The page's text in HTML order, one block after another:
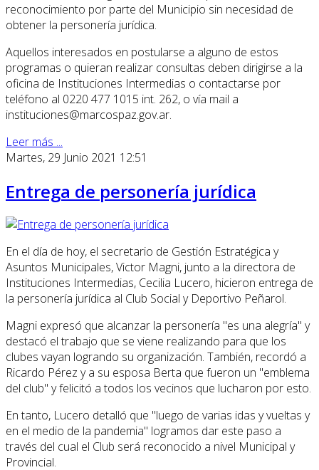
reconocimiento por parte del Municipio sin necesidad de
obtener la personería jurídica.
Aquellos interesados en postularse a alguno de estos
programas o quieran realizar consultas deben dirigirse a la
oficina de Instituciones Intermedias o contactarse por
teléfono al 0220 477 1015 int. 262, o vía mail a
instituciones@marcospaz.gov.ar.
Leer más ...
Martes, 29 Junio 2021 12:51
Entrega de personería jurídica
En el día de hoy, el secretario de Gestión Estratégica y
Asuntos Municipales, Victor Magni, junto a la directora de
Instituciones Intermedias, Cecilia Lucero, hicieron entrega de
la personería jurídica al Club Social y Deportivo Peñarol.
Magni expresó que alcanzar la personería "es una alegría" y
destacó el trabajo que se viene realizando para que los
clubes vayan logrando su organización. También, recordó a
Ricardo Pérez y a su esposa Berta que fueron un "emblema
del club" y felicitó a todos los vecinos que lucharon por esto.
En tanto, Lucero detalló que "luego de varias idas y vueltas y
en el medio de la pandemia" logramos dar este paso a
través del cual el Club será reconocido a nivel Municipal y
Provincial.